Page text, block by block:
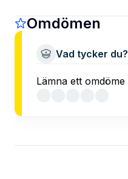
Omdömen
Vad tycker du?
Lämna ett omdöme